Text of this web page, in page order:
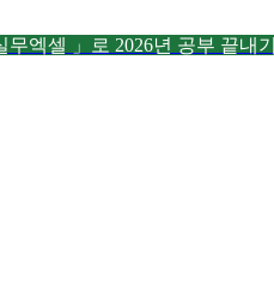
엑셀 」로 2026년 공부 끝내기